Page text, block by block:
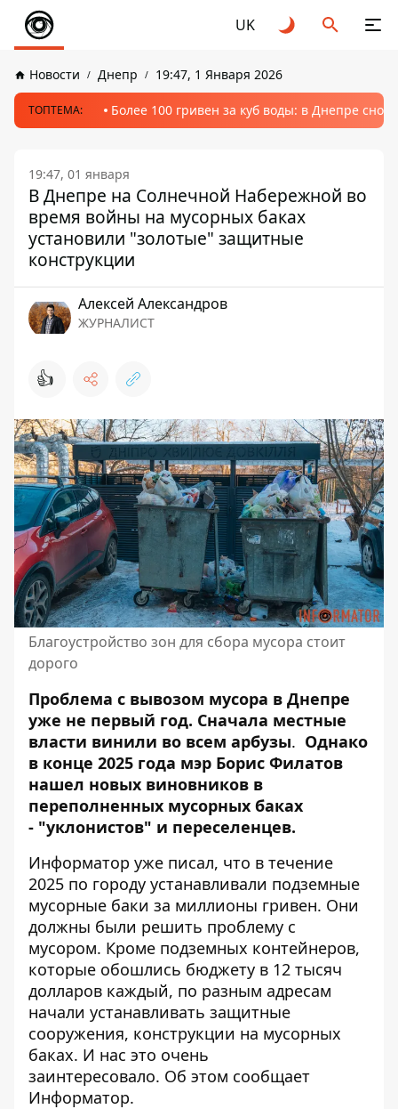
UK
Новости Днепр 19:47, 1 Января 2026
ТОПТЕМА: Более 100 гривен за куб воды: в Днепре
19:47, 01 января
В Днепре на Солнечной Набережной во
время войны на мусорных баках
установили "золотые" защитные
конструкции
Алексей Александров
ЖУРНАЛИСТ
👍
Благоустройство зон для сбора мусора стоит
дорого
Проблема с вывозом мусора в Днепре
уже не первый год. Сначала местные
власти винили во всем арбузы. Однако
в конце 2025 года мэр Борис Филатов
нашел новых виновников в
переполненных мусорных баках
- "уклонистов" и переселенцев.
Информатор уже писал, что в течение
2025 по городу устанавливали подземные
мусорные баки за миллионы гривен. Они
должны были решить проблему с
мусором. Кроме подземных контейнеров,
которые обошлись бюджету в 12 тысяч
долларов каждый, по разным адресам
начали устанавливать защитные
сооружения, конструкции на мусорных
баках. И нас это очень
заинтересовало. Об этом сообщает
Информатор.